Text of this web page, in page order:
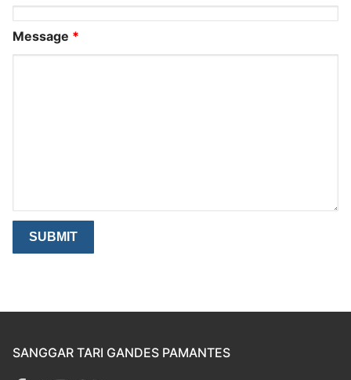
Message *
SANGGAR TARI GANDES PAMANTES